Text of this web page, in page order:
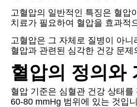
고혈압의 일반적인 특징은 혈압
치료가 필요하여 혈압을 효과적
고혈압은 그 자체로 질병이 아
혈압과 관련된 심각한 건강 문
혈압의 정의와
혈압 기준은 심혈관 건강 상태
60-80 mmHg 범위에 있는 것입